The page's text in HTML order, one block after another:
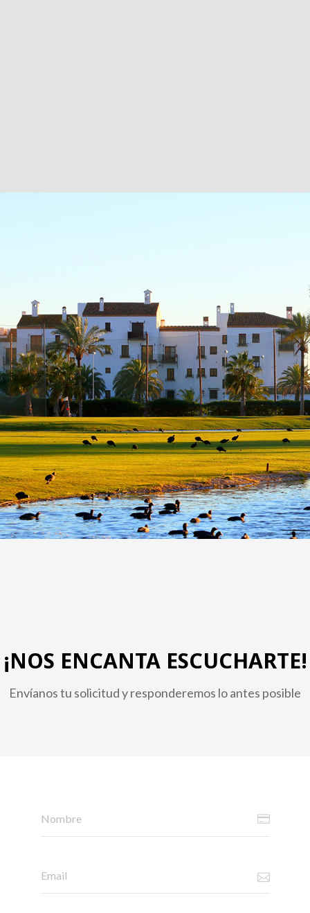
¡NOS ENCANTA ESCUCHARTE!
Envíanos tu solicitud y responderemos lo antes posible